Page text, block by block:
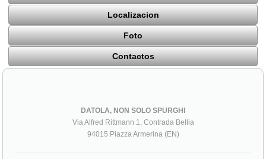
Localizacion
Foto
Contactos
DATOLA, NON SOLO SPURGHI
Via Alfred Rittmann 1, Contrada Bellia
94015 Piazza Armerina (EN)